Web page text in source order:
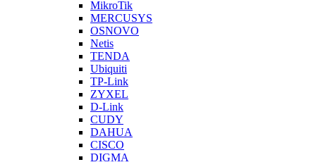
MikroTik
MERCUSYS
OSNOVO
Netis
TENDA
Ubiquiti
TP-Link
ZYXEL
D-Link
CUDY
DAHUA
CISCO
DIGMA